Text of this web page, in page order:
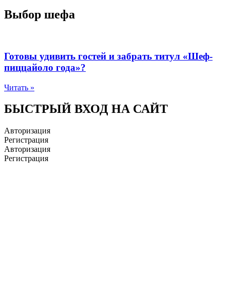
Выбор шефа
Готовы удивить гостей и забрать титул «Шеф-
пиццайоло года»?
Читать »
БЫСТРЫЙ ВХОД НА САЙТ
Авторизация
Регистрация
Авторизация
Регистрация